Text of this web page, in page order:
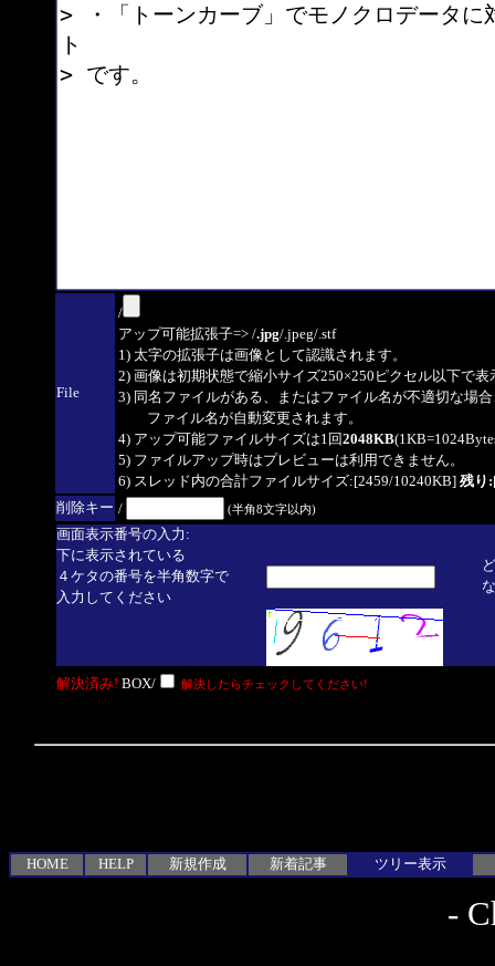
File
/
アップ可能拡張子=> /.jpg/.jpeg/.stf
1) 太字の拡張子は画像として認識されます。
2) 画像は初期状態で縮小サイズ250×250ピクセル以下で表
3) 同名ファイルがある、またはファイル名が不適切な場
ファイル名が自動変更されます。
4) アップ可能ファイルサイズは1回2048KB
5) ファイルアップ時はプレビューは利用できません。
6) スレッド内の合計ファイルサイズ:[2459/10240KB] 残り
削除キー / (半角8文字以内)
画面表示番号の入力:
下に表示されている
４ケタの番号を半角数字で
入力してください
解決済み! BOX/ 解決したらチェックしてください!
HOME HELP 新規作成 新着記事 ツリー表示
-